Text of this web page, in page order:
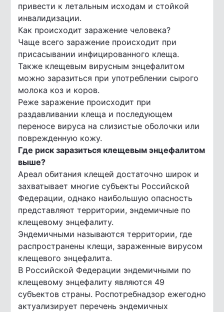
привести к летальным исходам и стойкой
инвалидизации.
Как происходит заражение человека?
Чаще всего заражение происходит при
присасывании инфицированного клеща.
Также клещевым вирусным энцефалитом
можно заразиться при употреблении сырого
молока коз и коров.
Реже заражение происходит при
раздавливании клеща и последующем
переносе вируса на слизистые оболочки или
поврежденную кожу.
Где риск заразиться клещевым энцефалитом
выше?
Ареал обитания клещей достаточно широк и
захватывает многие субъекты Российской
Федерации, однако наибольшую опасность
представляют территории, эндемичные по
клещевому энцефалиту.
Эндемичными называются территории, где
распространены клещи, зараженные вирусом
клещевого энцефалита.
В Российской Федерации эндемичными по
клещевому энцефалиту являются 49
субъектов страны. Роспотребнадзор ежегодно
актуализирует перечень эндемичных